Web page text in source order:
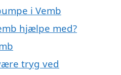
i Vemb
hjælpe med?
tryg ved